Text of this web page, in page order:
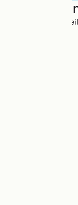
7 Place Simone